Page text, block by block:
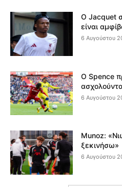
Ο Jacquet
είναι
6 Αυγούστου
Ο Spence
6 Αυγούστου
Munoz:
ξεκινήσω»
6 Αυγούστου